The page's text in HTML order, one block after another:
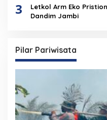
3
Letkol Arm Eko
Dandim Jambi
Pilar Pariwisata